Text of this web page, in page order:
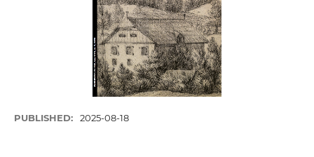
PUBLISHED: 2025-08-18